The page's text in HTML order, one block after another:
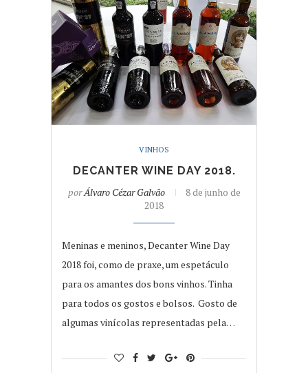
VINHOS
DECANTER WINE DAY 2018.
porÁlvaro Cézar Galvão
8 de junho de
2018
Meninas e meninos, Decanter Wine Day
2018 foi, como de praxe, um espetáculo
para os amantes dos bons vinhos. Tinha
para todos os gostos e bolsos. Gosto de
algumas vinícolas representadas pela…